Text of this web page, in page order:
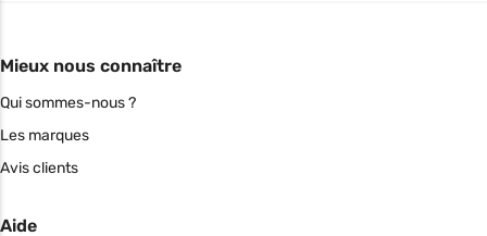
Mieux nous connaître
Qui sommes-nous ?
Les marques
Avis clients
Aide